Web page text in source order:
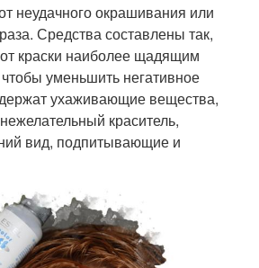
неудачного окрашивания или
Средства составлены так,
краски наиболее щадящим
уменьшить негативное
ухаживающие вещества,
краситель,
вид, подпитывающие и